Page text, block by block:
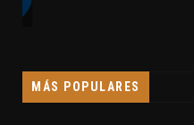
MÁS POPULARES